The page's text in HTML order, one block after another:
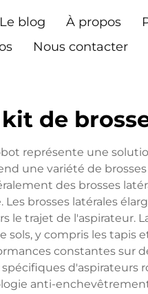
Le blog À propos
Nous contacter
kit de
représente une
une variété de
des brosses
brosses latérales
le trajet de l'aspirateur.
sols, y compris les tapis
constantes sur
anti-